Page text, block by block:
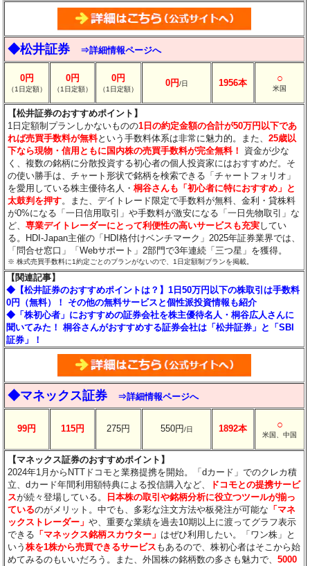
◆松井証券 ⇒詳細情報ページへ
0円
（1日定額）
0円
（1日定額）
0円
（1日定額）
0円/日 1956本 ○
米国
【松井証券のおすすめポイント】
1日定額制プランしかないものの1日の約定金額の合計が50万円以下であ
れば売買手数料が無料という手数料体系は非常に魅力的。また、25歳以
下なら現物・信用ともに国内株の売買手数料が完全無料！
資金が少な
く、複数の銘柄に分散投資する初心者の個人投資家にはおすすめだ。そ
の使い勝手は、チャート形状で銘柄を検索できる「チャートフォリオ」
を愛用している株主優待名人・桐谷さんも「初心者に特におすすめ」と
太鼓判を押す。また、デイトレード限定で手数料が無料、金利・貸株料
が0%になる「一日信用取引」や手数料が激安になる「一日先物取引」な
ど、専業デイトレーダーにとって利便性の高いサービスも充実してい
る。HDI-Japan主催の「HDI格付けベンチマーク」2025年証券業界では、
「問合せ窓口」「Webサポート」2部門で3年連続「三つ星」を獲得。
※ 株式売買手数料に1約定ごとのプランがないので、1日定額制プランを掲載。
【関連記事】
◆【松井証券のおすすめポイントは？】1日50万円以下の株取引は手数料
0円（無料）！ その他の無料サービスと個性派投資情報も紹介
◆「株初心者」におすすめの証券会社を株主優待名人・桐谷広人さんに
聞いてみた！ 桐谷さんがおすすめする証券会社は「松井証券」と「SBI
証券」！
◆マネックス証券 ⇒詳細情報ページへ
99円 115円 275円 550円/日 1892本 ○
米国、中国
【マネックス証券のおすすめポイント】
2024年1月からNTTドコモと業務提携を開始。「dカード」でのクレカ積
立、dカード年間利用額特典による投信購入など、
ドコモとの提携サービ
スが続々登場している。
日本株の取引や銘柄分析に役立つツールが揃っ
ているのがメリット。中でも、多彩な注文方法や板発注が可能な 「マネ
ックストレーダー」や、重要な業績を過去10期以上に渡ってグラフ表示
できる 「マネックス銘柄スカウター」 はぜひ利用したい。「ワン株」と
いう株を1株から売買できるサービス もあるので、株初心者はそこから始
めてみるのもいいだろう。また、外国株の銘柄数の多さも魅力で、5000